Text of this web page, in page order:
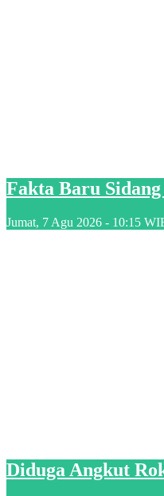
Fakta Baru
Jumat, 7 Agu 2026 - 10:15
Diduga Angkut